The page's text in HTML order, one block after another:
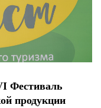
Фестиваль
продукции